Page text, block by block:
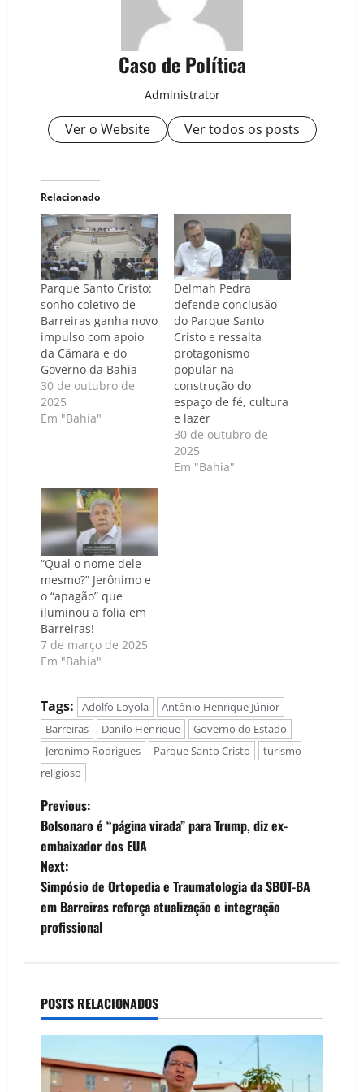
Caso de Política
Administrator
Ver o Website Ver todos os posts
Relacionado
Parque Santo Cristo:
sonho coletivo de
Barreiras ganha novo
impulso com apoio
da Câmara e do
Governo da Bahia
30 de outubro de
2025
Em "Bahia"
Delmah Pedra
defende conclusão
do Parque Santo
Cristo e ressalta
protagonismo
popular na
construção do
espaço de fé, cultura
e lazer
30 de outubro de
2025
Em "Bahia"
“Qual o nome dele
mesmo?” Jerônimo e
o “apagão” que
iluminou a folia em
Barreiras!
7 de março de 2025
Em "Bahia"
Tags: Adolfo Loyola
Antônio Henrique Júnior
Barreiras
Danilo Henrique
Governo do Estado
Jeronimo Rodrigues
Parque Santo Cristo
turismo
religioso
P
o
s
t
n
v
i
g
Previous:
Bolsonaro é “página virada” para Trump, diz ex-
embaixador dos EUA
Next:
Simpósio de Ortopedia e Traumatologia da SBOT-BA
em Barreiras reforça atualização e integração
profissional
POSTS RELACIONADOS